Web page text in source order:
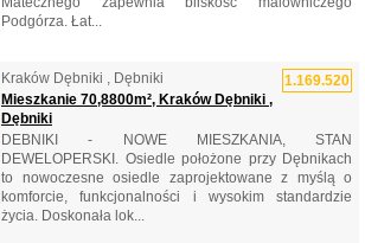
Podgórza. Łat...
1.169.520
Kraków Dębniki , Dębniki
Mieszkanie 70,8800m², Kraków Dębniki ,
Dębniki
DEBNIKI - NOWE MIESZKANIA, STAN
DEWELOPERSKI. Osiedle położone przy Dębnikach
to nowoczesne osiedle zaprojektowane z myślą o
komforcie, funkcjonalności i wysokim standardzie
życia. Doskonała lok...